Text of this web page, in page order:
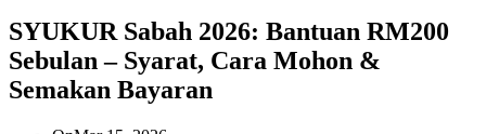
SYUKUR Sabah 2026: Bantuan RM200
Sebulan – Syarat, Cara Mohon &
Semakan Bayaran